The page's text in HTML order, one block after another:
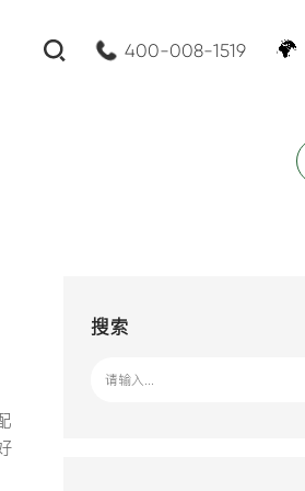
400-008-1519
搜索
您的需求: